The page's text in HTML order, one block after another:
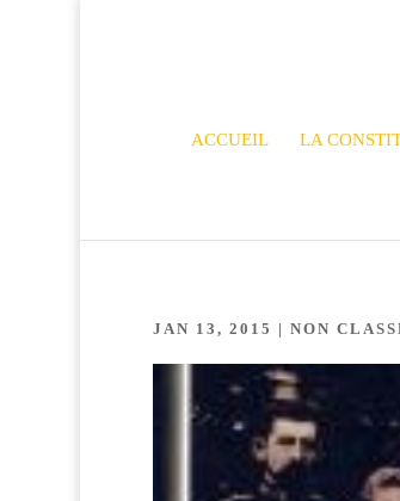
ACCUEIL LA
JAN 13, 2015 | NON